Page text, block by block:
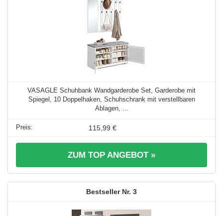
VASAGLE Schuhbank Wandgarderobe Set, Garderobe mit
Spiegel, 10 Doppelhaken, Schuhschrank mit verstellbaren
Ablagen, ...
115,99 €
ZUM TOP ANGEBOT »
3